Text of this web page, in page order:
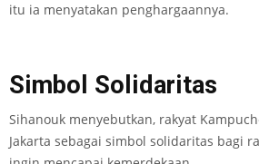
itu ia menyatakan penghargaannya.
Simbol Solidaritas
Sihanouk menyebutkan, rakyat
Jakarta sebagai simbol solidaritas bagi